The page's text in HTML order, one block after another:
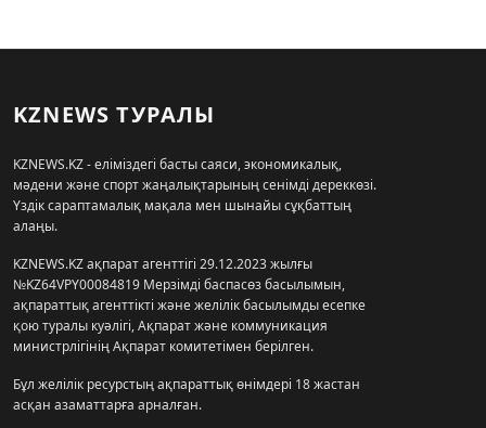
KZNEWS ТУРАЛЫ
KZNEWS.KZ - еліміздегі басты саяси, экономикалық,
мәдени және спорт жаңалықтарының сенімді дереккөзі.
Үздік сараптамалық мақала мен шынайы сұқбаттың
алаңы.
KZNEWS.KZ ақпарат агенттігі 29.12.2023 жылғы
№KZ64VPY00084819 Мерзімді баспасөз басылымын,
ақпараттық агенттікті және желілік басылымды есепке
қою туралы куәлігі, Ақпарат және коммуникация
министрлігінің Ақпарат комитетімен берілген.
Бұл желілік ресурстың ақпараттық өнімдері 18 жастан
асқан азаматтарға арналған.